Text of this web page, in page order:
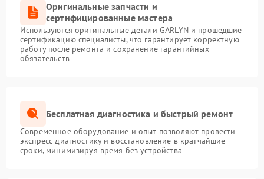
Оригинальные запчасти и
сертифицированные мастера
Используются оригинальные детали GARLYN и прошедшие
сертификацию специалисты, что гарантирует корректную
работу после ремонта и сохранение гарантийных
обязательств
Бесплатная диагностика и быстрый ремонт
Современное оборудование и опыт позволяют провести
экспресс-диагностику и восстановление в кратчайшие
сроки, минимизируя время без устройства